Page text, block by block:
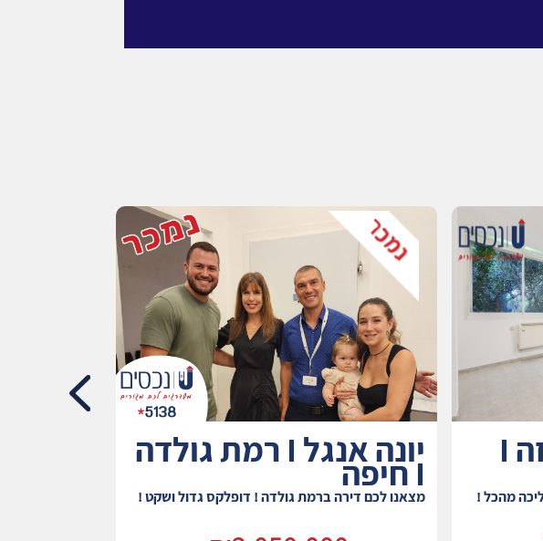
סמולנסקין I אחוזה I יונה אנגל I רמת גולדה
I חיפה
מצאנו לכם דירה ברמת גולדה ! דופלקס גדול ושקט !